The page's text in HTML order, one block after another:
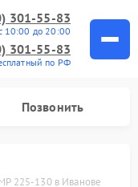
301-55-83
10:00 до 20:00
301-55-83
по РФ
Позвонить
225-130 в Иванове